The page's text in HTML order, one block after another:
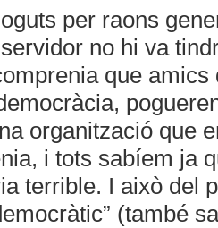
per raons
no hi va
que amics
organització que
i tots sabíem ja
terrible. I això del
(també